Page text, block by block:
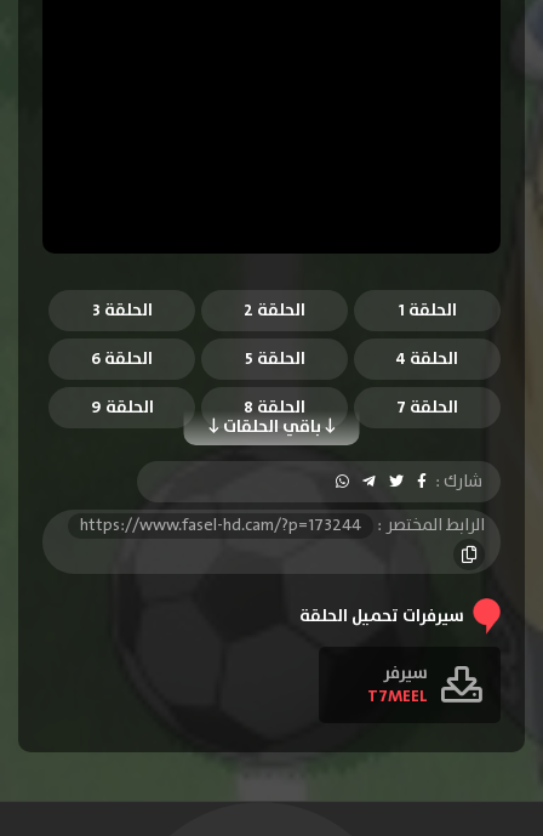
الحلقة 1 الحلقة 2
الحلقة 3
الحلقة 4
الحلقة 5 الحلقة 6
باقي الحلقات
الحلقة 7 الحلقة 8
الحلقة 9
الحلقة 10
الحلقة 11
الحلقة 12
الحلقة 13
الحلقة 15
شارك :
الرابط المختصر :
https://www.fasel-hd.cam/?p=173244
سيرفرات تحميل الحلقة
سيرفر
T7MEEL